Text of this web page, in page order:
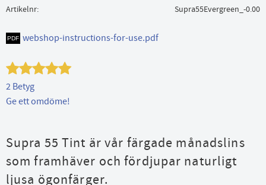
Artikelnr Supra55Evergreen_-0.00
webshop-instructions-for-use.pdf
2 Betyg
Ge ett omdöme!
Supra 55 Tint är vår färgade månadslins
som framhäver och fördjupar naturligt
ljusa ögonfärger.